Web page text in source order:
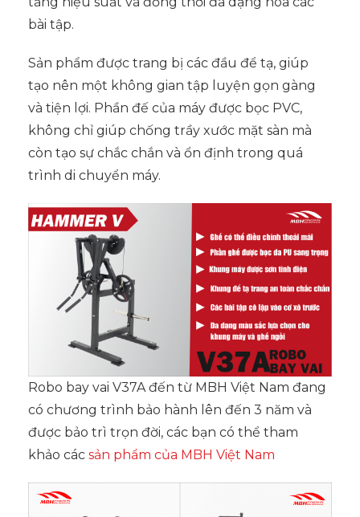
bài tập.
Sản phẩm được trang bị các đầu để tạ, giúp
tạo nên một không gian tập luyện gọn gàng
và tiện lợi. Phần đế của máy được bọc PVC,
không chỉ giúp chống trầy xước mặt sàn mà
còn tạo sự chắc chắn và ổn định trong quá
trình di chuyển máy.
Robo bay vai V37A đến từ MBH Việt Nam đang
có chương trình bảo hành lên đến 3 năm và
được bảo trì trọn đời, các bạn có thể tham
khảo các sản phẩm của MBH Việt Nam